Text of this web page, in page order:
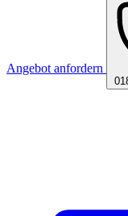
Angebot anfordern